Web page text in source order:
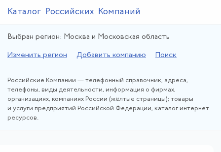
Каталог Российских Компаний
Выбран регион: Москва и Московская область
Изменить регион Добавить компанию Поиск
Российские Компании — телефонный справочник, адреса,
телефоны, виды деятельности, информация о фирмах,
организациях, компаниях России (жёлтые страницы); товары
и услуги предприятий Российской Федерации; каталог интернет
ресурсов.